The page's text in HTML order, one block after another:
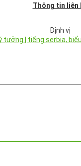
Thông tin liên
Định vị